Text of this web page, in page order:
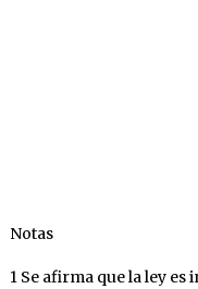
Notas
1 Se afirma que la ley